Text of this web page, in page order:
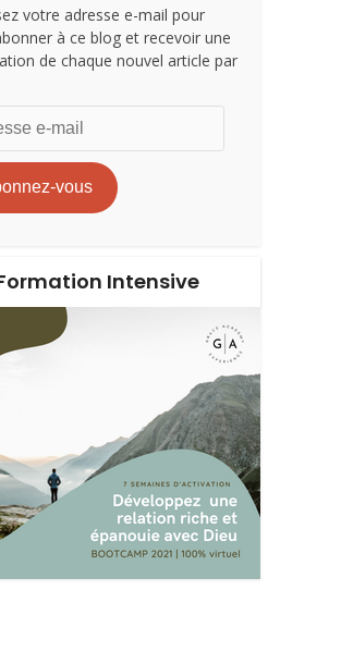
votre adresse e-mail pour
à ce blog et recevoir une
de chaque nouvel article par
vous
Intensive